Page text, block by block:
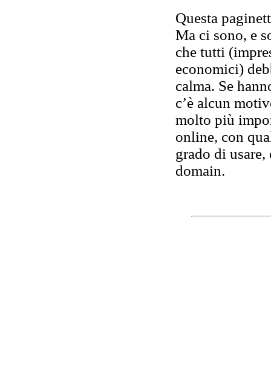
Questa
Ma ci sono, e
che tutti
economici)
calma. Se
c’è alcun
molto più
online, con
grado di
domain.